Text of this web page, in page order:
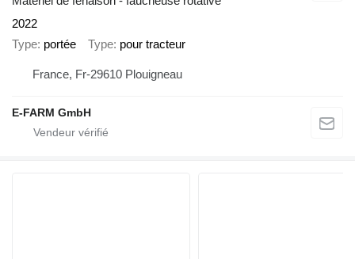
2022
Type portée Type pour tracteur
France, Fr-29610 Plouigneau
E-FARM GmbH